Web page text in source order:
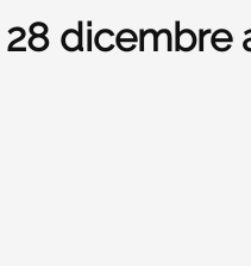
dicembre